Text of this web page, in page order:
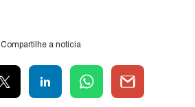
Compartilhe a notícia